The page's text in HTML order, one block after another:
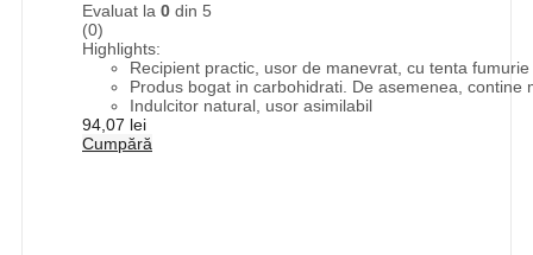
Evaluat la 0 din 5
(0)
Highlights:
Recipient practic, usor de manevrat, cu tenta
Produs bogat in carbohidrati. De asemenea, contine
Indulcitor natural, usor asimilabil
94,07 lei
Cumpără